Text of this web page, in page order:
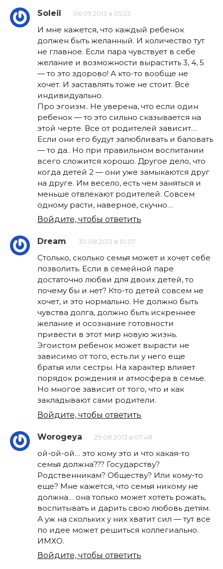
Soleil 06.09.2013 в 05:23
И мне кажется, что каждый ребенок
должен быть желанный. И количество тут
не главное. Если пара чувствует в себе
желание и возможности вырастить 3, 4, 5
— то это здорово! А кто-то вообще не
хочет. И заставлять тоже не стоит. Всё
индивидуально.
Про эгоизм.. Не уверена, что если один
ребенок — то это сильно сказывается на
этой черте. Все от родителей зависит…
Если они его будут залюбливать и баловать
— то да.. Но при правильном воспитании
всего сложится хорошо. Другое дело, что
когда детей 2 — они уже замыкаются друг
на друге. Им весело, есть чем заняться и
меньше отвлекают родителей. Совсем
одному расти, наверное, скучно…
Войдите, чтобы ответить
Dream 30.08.2013 в 10:07
Столько, сколько семья может и хочет себе
позволить. Если в семейной паре
достаточно любви для двоих детей, то
почему бы и нет? Кто-то детей совсем не
хочет, и это нормально. Не должно быть
чувства долга, должно быть искреннее
желание и осознание готовности
привести в этот мир новую жизнь.
Эгоистом ребенок может вырасти не
зависимо от того, есть ли у него еще
братья или сестры. На характер влияет
порядок рождения и атмосфера в семье.
Но многое зависит от того, что и как
закладывают сами родители.
Войдите, чтобы ответить
Worogeya 29.08.2013 в 07:48
ой-ой-ой… это кому это и что какая-то
семья должна??? Государству?
Родственникам? Обществу? Или кому-то
еще? Мне кажется, что семья никому не
должна… она только может хотеть рожать,
воспитывать и дарить свою любовь детям.
А уж на скольких у них хватит сил — тут все
по идее может решиться коллегиально.
ИМХО.
Войдите, чтобы ответить